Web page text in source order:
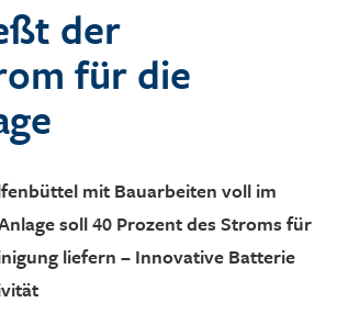
der
für die
mit Bauarbeiten voll im
soll 40 Prozent des Stroms für
liefern – Innovative Batterie
Zeilenabstand vergrößern
Zeilenabstand verkleinern
Großer Mauszeiger
Lesehilfe
Links unterstreichen